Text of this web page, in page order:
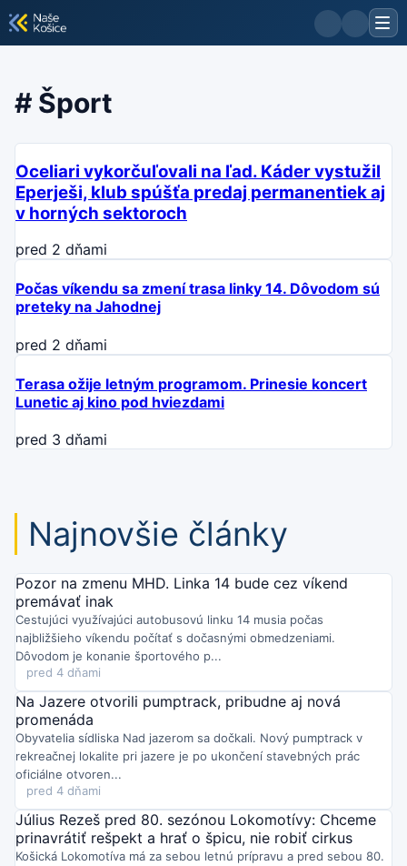
# Šport
Oceliari vykorčuľovali na ľad. Káder vystužil
Eperješi, klub spúšťa predaj permanentiek aj
v horných sektoroch
pred 2 dňami
Počas víkendu sa zmení trasa linky 14. Dôvodom sú
preteky na Jahodnej
pred 2 dňami
Terasa ožije letným programom. Prinesie koncert
Lunetic aj kino pod hviezdami
pred 3 dňami
Najnovšie články
Pozor na zmenu MHD. Linka 14 bude cez víkend
premávať inak
Cestujúci využívajúci autobusovú linku 14 musia počas
najbližšieho víkendu počítať s dočasnými obmedzeniami.
Dôvodom je konanie športového p...
pred 4 dňami
Na Jazere otvorili pumptrack, pribudne aj nová
promenáda
Obyvatelia sídliska Nad jazerom sa dočkali. Nový pumptrack v
rekreačnej lokalite pri jazere je po ukončení stavebných prác
oficiálne otvoren...
pred 4 dňami
Július Rezeš pred 80. sezónou Lokomotívy: Chceme
prinavrátiť rešpekt a hrať o špicu, nie robiť cirkus
Košická Lokomotíva má za sebou letnú prípravu a pred sebou 80.